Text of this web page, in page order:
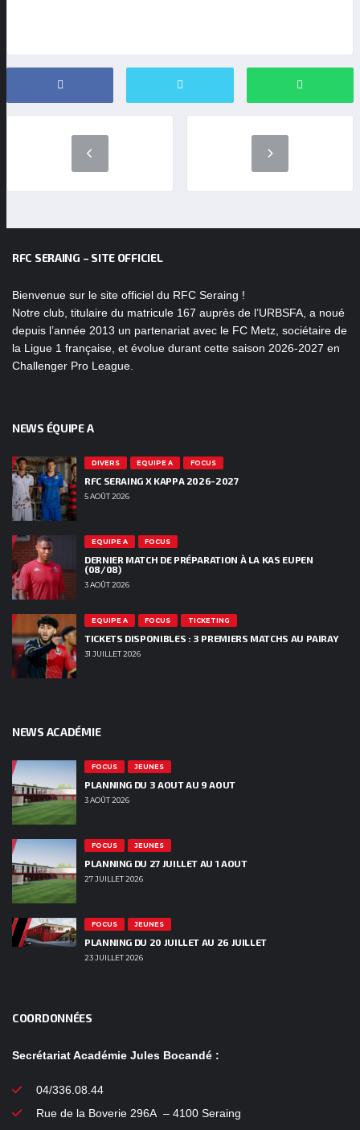
RFC SERAING – SITE OFFICIEL
Bienvenue sur le site officiel du RFC Seraing !
Notre club, titulaire du matricule 167 auprès de l’URBSFA, a noué
depuis l’année 2013 un partenariat avec le FC Metz, sociétaire de
la Ligue 1 française, et évolue durant cette saison 2026-2027 en
Challenger Pro League.
NEWS ÉQUIPE A
DIVERS EQUIPE A FOCUS
RFC SERAING X KAPPA 2026-2027
5 AOÛT 2026
EQUIPE A FOCUS
DERNIER MATCH DE PRÉPARATION À LA KAS EUPEN
(08/08)
3 AOÛT 2026
EQUIPE A FOCUS TICKETING
TICKETS DISPONIBLES : 3 PREMIERS MATCHS AU PAIRAY
31 JUILLET 2026
NEWS ACADÉMIE
FOCUS JEUNES
PLANNING DU 3 AOUT AU 9 AOUT
3 AOÛT 2026
FOCUS JEUNES
PLANNING DU 27 JUILLET AU 1 AOUT
27 JUILLET 2026
FOCUS JEUNES
PLANNING DU 20 JUILLET AU 26 JUILLET
23 JUILLET 2026
COORDONNÉES
Secrétariat Académie Jules Bocandé :
04/336.08.44
Rue de la Boverie 296A – 4100 Seraing